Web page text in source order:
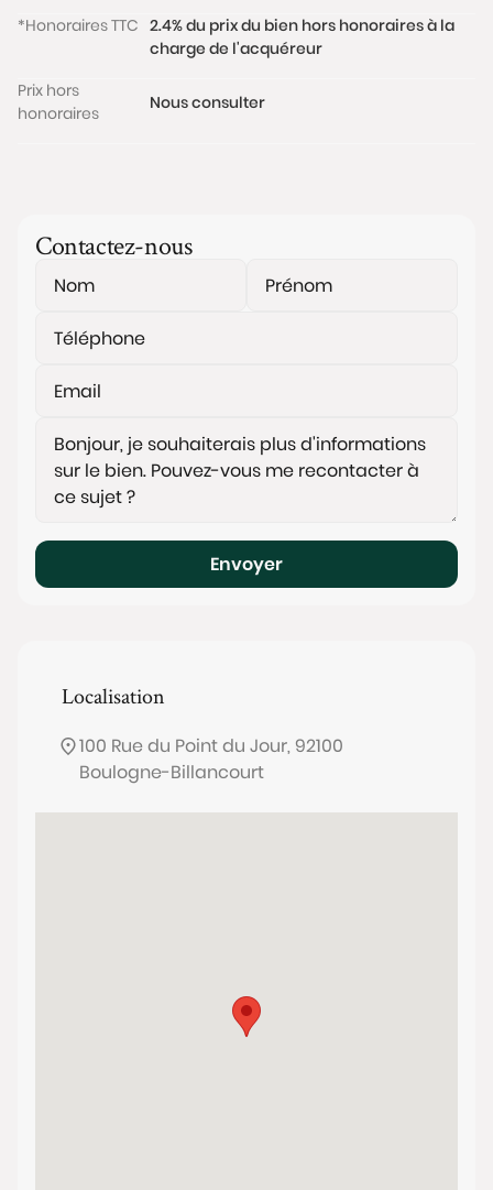
*Honoraires TTC 2.4% du prix du bien hors honoraires à la
charge de l'acquéreur
Prix hors
honoraires
Nous consulter
Contactez-nous
Envoyer
Localisation
100 Rue du Point du Jour, 92100
Boulogne-Billancourt